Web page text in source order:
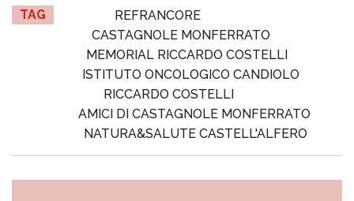
TAG
REFRANCORE
CASTAGNOLE MONFERRATO
MEMORIAL RICCARDO COSTELLI
ISTITUTO ONCOLOGICO CANDIOLO
RICCARDO COSTELLI
AMICI DI CASTAGNOLE MONFERRATO
NATURA&SALUTE CASTELL'ALFERO